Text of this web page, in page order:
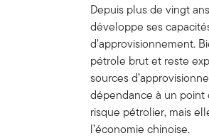
Depuis plus de vingt
développe ses
d’approvisionnement.
pétrole brut et reste
sources
dépendance à un point
risque pétrolier, mais
l’économie chinoise.